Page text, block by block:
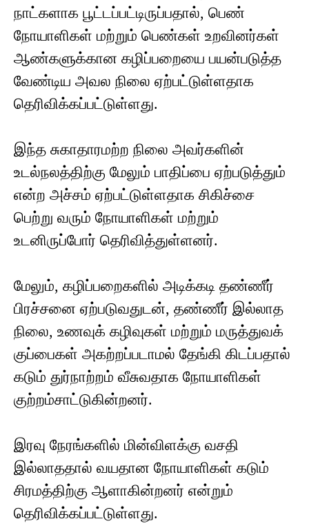
நாட்களாக பூட்டப்பட்டிருப்பதால், பெண்
நோயாளிகள் மற்றும் பெண்கள் உறவினர்கள்
ஆண்களுக்கான கழிப்பறையை பயன்படுத்த
வேண்டிய அவல நிலை ஏற்பட்டுள்ளதாக
தெரிவிக்கப்பட்டுள்ளது.
இந்த சுகாதாரமற்ற நிலை அவர்களின்
உடல்நலத்திற்கு மேலும் பாதிப்பை ஏற்படுத்தும்
என்ற அச்சம் ஏற்பட்டுள்ளதாக சிகிச்சை
பெற்று வரும் நோயாளிகள் மற்றும்
உடனிருப்போர் தெரிவித்துள்ளனர்.
மேலும், கழிப்பறைகளில் அடிக்கடி தண்ணீர்
பிரச்சனை ஏற்படுவதுடன், தண்ணீர் இல்லாத
நிலை, உணவுக் கழிவுகள் மற்றும் மருத்துவக்
குப்பைகள் அகற்றப்படாமல் தேங்கி கிடப்பதால்
கடும் துர்நாற்றம் வீசுவதாக நோயாளிகள்
குற்றம்சாட்டுகின்றனர்.
இரவு நேரங்களில் மின்விளக்கு வசதி
இல்லாததால் வயதான நோயாளிகள் கடும்
சிரமத்திற்கு ஆளாகின்றனர் என்றும்
தெரிவிக்கப்பட்டுள்ளது.